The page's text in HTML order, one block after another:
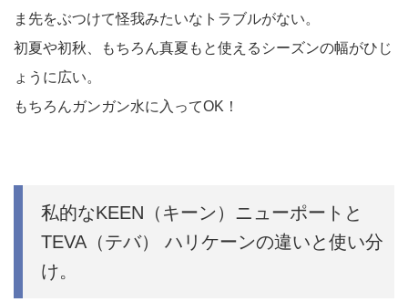
ま先をぶつけて怪我みたいなトラブルがない。
初夏や初秋、もちろん真夏もと使えるシーズンの幅がひじ
ょうに広い。
もちろんガンガン水に入ってOK！
私的なKEEN（キーン）ニューポートと
TEVA（テバ） ハリケーンの違いと使い分
け。